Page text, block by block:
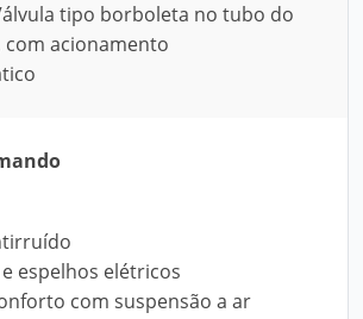
tipo borboleta no tubo do
com acionamento
espelhos elétricos
com suspensão a ar